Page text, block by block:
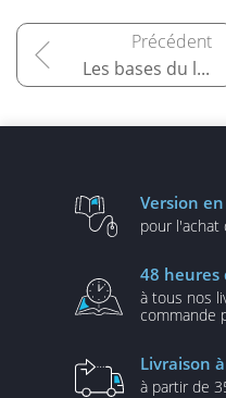
Les bases du langage
Version
pour l'achat
48 heures
à tous nos
commande
Livraison
à partir de